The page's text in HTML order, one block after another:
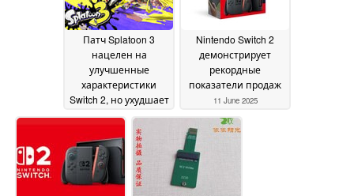
Патч Splatoon 3
нацелен на
улучшенные
характеристики
Switch 2, но ухудшает
оригинальной
портативной
консоли
12 June 2025
Nintendo Switch 2
демонстрирует
рекордные
показатели продаж
11 June 2025